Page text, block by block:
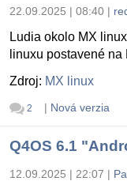
22.09.2025 | 08:40 |
Ludia okolo MX
linuxu postavené na
Zdroj: MX linux
2 | Nová verzia
Q4OS 6.1
12.09.2025 | 22:07 |